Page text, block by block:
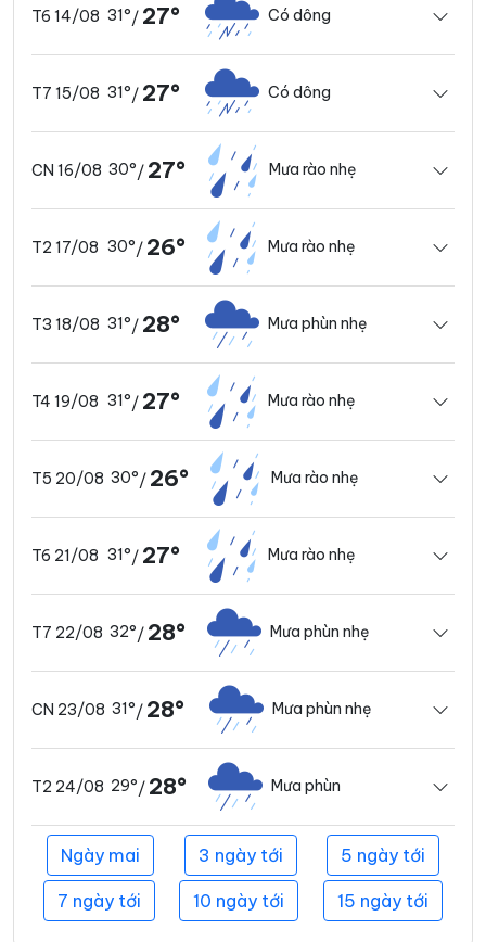
T6 14/08 31°/ 27° Có dông
T7 15/08 31°/ 27° Có dông
CN 16/08 30°/ 27° Mưa rào nhẹ
T2 17/08 30°/ 26° Mưa rào nhẹ
T3 18/08 31°/ 28° Mưa phùn nhẹ
T4 19/08 31°/ 27° Mưa rào nhẹ
T5 20/08 30°/ 26° Mưa rào nhẹ
T6 21/08 31°/ 27° Mưa rào nhẹ
T7 22/08 32°/ 28° Mưa phùn nhẹ
CN 23/08 31°/ 28° Mưa phùn nhẹ
T2 24/08 29°/ 28° Mưa phùn
Ngày mai 3 ngày tới 5 ngày tới
7 ngày tới 10 ngày tới 15 ngày tới